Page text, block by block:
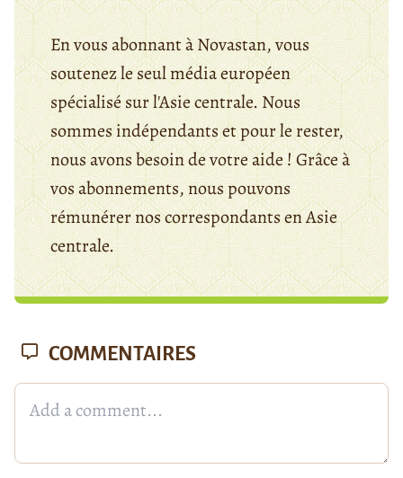
En vous abonnant à Novastan, vous
soutenez le seul média européen
spécialisé sur l'Asie centrale. Nous
sommes indépendants et pour le rester,
nous avons besoin de votre aide ! Grâce à
vos abonnements, nous pouvons
rémunérer nos correspondants en Asie
centrale.
COMMENTAIRES